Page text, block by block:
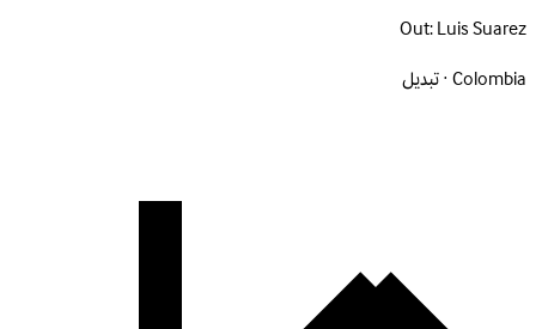
Out:Luis Suarez
Colombia · تبديل